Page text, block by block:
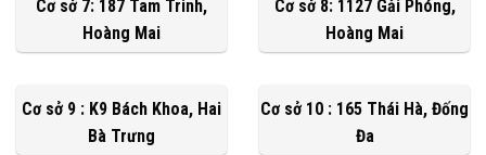
Cơ sở 7: 187 Tam Trinh,
Hoàng Mai
Cơ sở 8: 1127 Gải Phóng,
Hoàng Mai
Cơ sở 9 : K9 Bách Khoa, Hai
Bà Trưng
Cơ sở 10 : 165 Thái Hà, Đống
Đa